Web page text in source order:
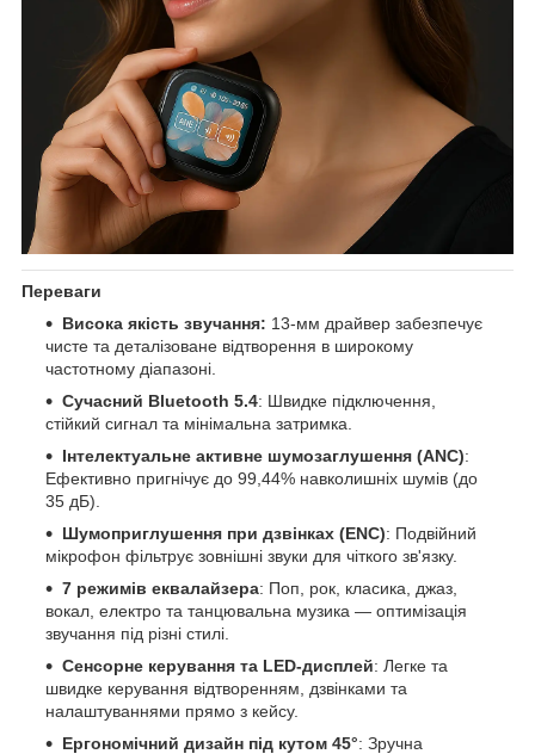
Переваги
Висока якість звучання: 13-мм драйвер забезпечує
чисте та деталізоване відтворення в широкому
частотному діапазоні.
Сучасний Bluetooth 5.4: Швидке підключення,
стійкий сигнал та мінімальна затримка.
Інтелектуальне активне шумозаглушення (ANC):
Ефективно пригнічує до 99,44% навколишніх шумів (до
35 дБ).
Шумоприглушення при дзвінках (ENC): Подвійний
мікрофон фільтрує зовнішні звуки для чіткого зв'язку.
7 режимів еквалайзера: Поп, рок, класика, джаз,
вокал, електро та танцювальна музика — оптимізація
звучання під різні стилі.
Сенсорне керування та LED-дисплей: Легке та
швидке керування відтворенням, дзвінками та
налаштуваннями прямо з кейсу.
Ергономічний дизайн під кутом 45°: Зручна